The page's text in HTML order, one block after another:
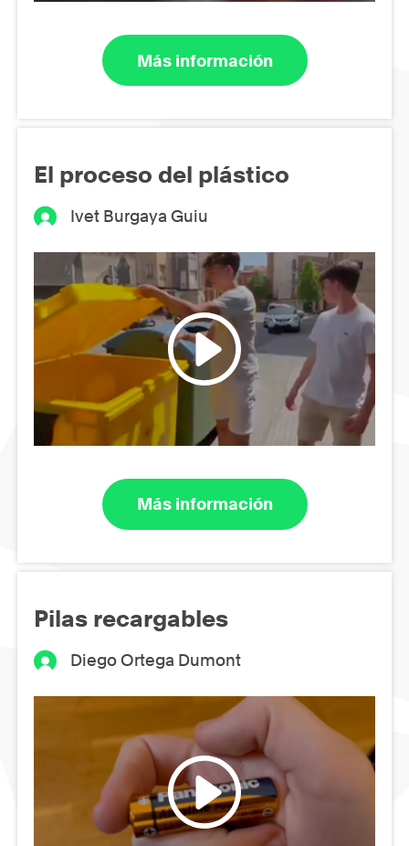
Más información
El proceso del plástico
Ivet Burgaya Guiu
Más información
Pilas recargables
Diego Ortega Dumont